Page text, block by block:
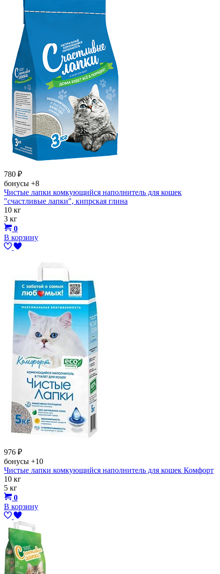
780 ₽
бонусы +8
Чистые лапки комкующийся наполнитель для кошек
"счастливые лапки", кипрская глина
10 кг
3 кг
0
В корзину
976 ₽
бонусы +10
Чистые лапки комкующийся наполнитель для кошек Комфорт
10 кг
5 кг
0
В корзину